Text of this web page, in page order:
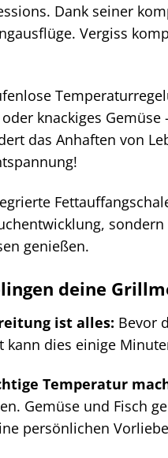
Dank seiner
Vergiss
oder knackiges
das Anhaften von
genießen.
deine
ist alles: Bevor
kann dies einige
Temperatur
Gemüse und Fisch
persönlichen